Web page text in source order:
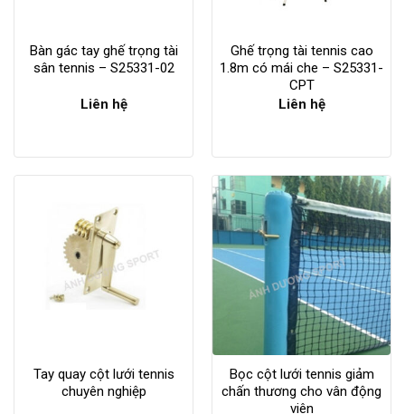
Bàn gác tay ghế trọng tài
sân tennis – S25331-02
Liên hệ
Ghế trọng tài tennis cao
1.8m có mái che – S25331-
CPT
Liên hệ
Tay quay cột lưới tennis
chuyên nghiệp
Bọc cột lưới tennis giảm
chấn thương cho vân động
viên